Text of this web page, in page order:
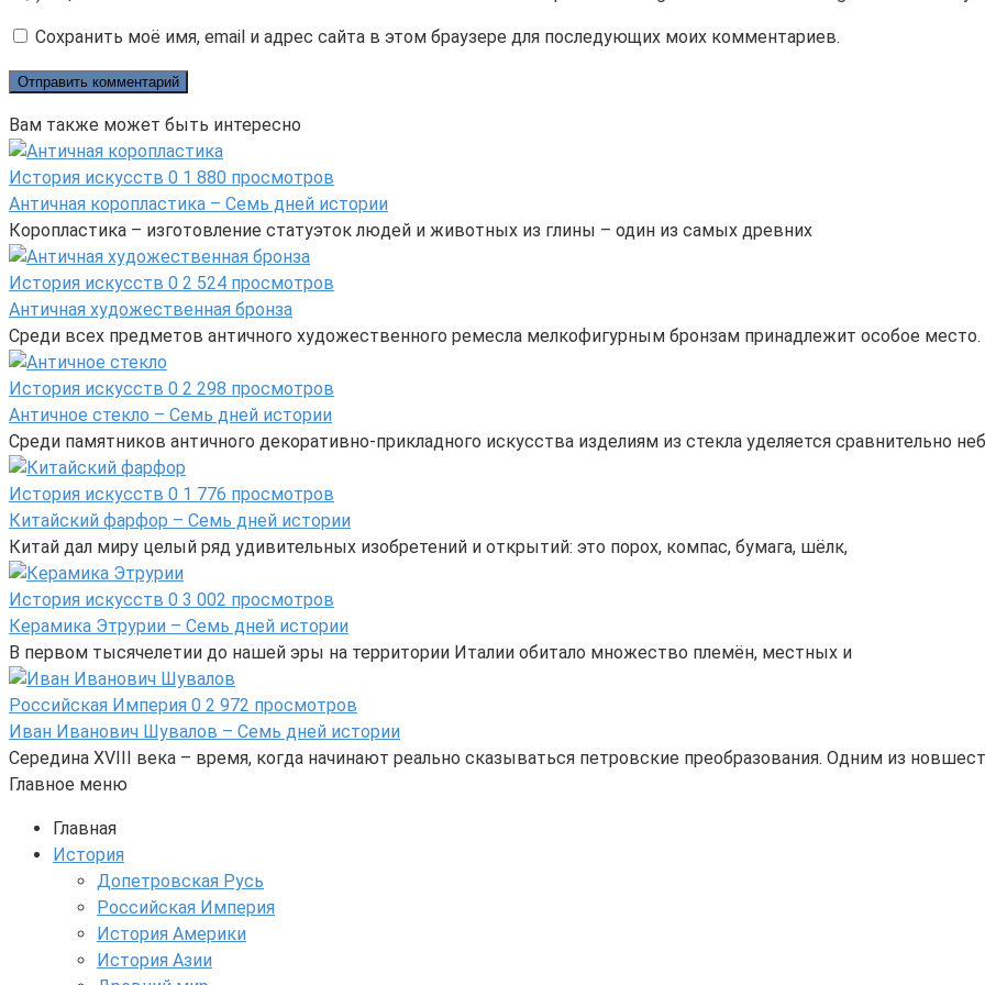
Сохранить моё имя, email и адрес сайта в этом браузере для последующих моих комментариев.
Вам также может быть интересно
История искусств 0 1 880 просмотров
Античная коропластика – Семь дней истории
Коропластика – изготовление статуэток людей и животных из глины – один из самых древних
История искусств 0 2 524 просмотров
Античная художественная бронза
Среди всех предметов античного художественного ремесла мелкофигурным бронзам принадлежит особое
История искусств 0 2 298 просмотров
Античное стекло – Семь дней истории
Среди памятников античного декоративно-прикладного искусства изделиям из стекла уделяется сравнительно
История искусств 0 1 776 просмотров
Китайский фарфор – Семь дней истории
Китай дал миру целый ряд удивительных изобретений и открытий: это порох, компас, бумага, шёлк,
История искусств 0 3 002 просмотров
Керамика Этрурии – Семь дней истории
В первом тысячелетии до нашей эры на территории Италии обитало множество племён, местных и
Российская Империя 0 2 972 просмотров
Иван Иванович Шувалов – Семь дней истории
Середина XVIII века – время, когда начинают реально сказываться петровские преобразования. Одним из
Главное меню
Главная
История
Допетровская Русь
Российская Империя
История Америки
История Азии